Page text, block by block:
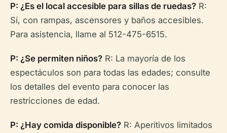
P: ¿Es el local accesible para sillas de ruedas? R:
Sí, con rampas, ascensores y baños accesibles.
Para asistencia, llame al 512-475-6515.
P: ¿Se permiten niños? R: La mayoría de los
espectáculos son para todas las edades; consulte
los detalles del evento para conocer las
restricciones de edad.
P: ¿Hay comida disponible? R: Aperitivos limitados